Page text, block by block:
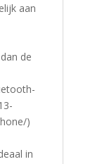
aan
de
)
in